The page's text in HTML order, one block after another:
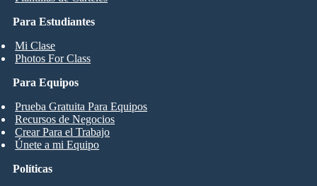
Para Estudiantes
Mi Clase
Photos For Class
Para Equipos
Prueba Gratuita Para Equipos
Recursos de Negocios
Crear Para el Trabajo
Únete a mi Equipo
Políticas